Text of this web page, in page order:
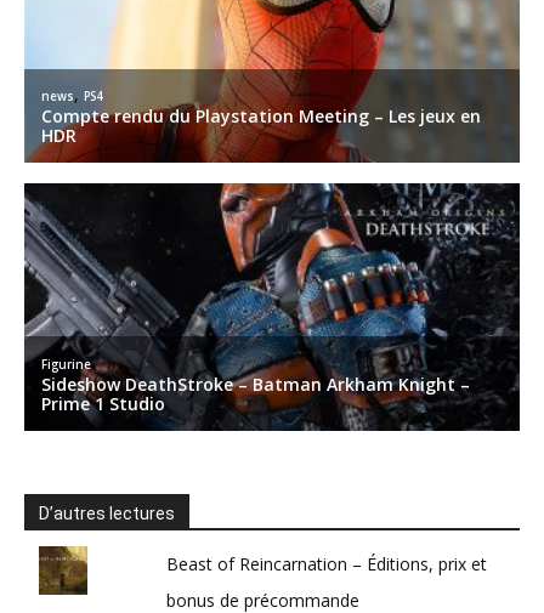
D’autres lectures
Beast of Reincarnation – Éditions, prix et
bonus de précommande